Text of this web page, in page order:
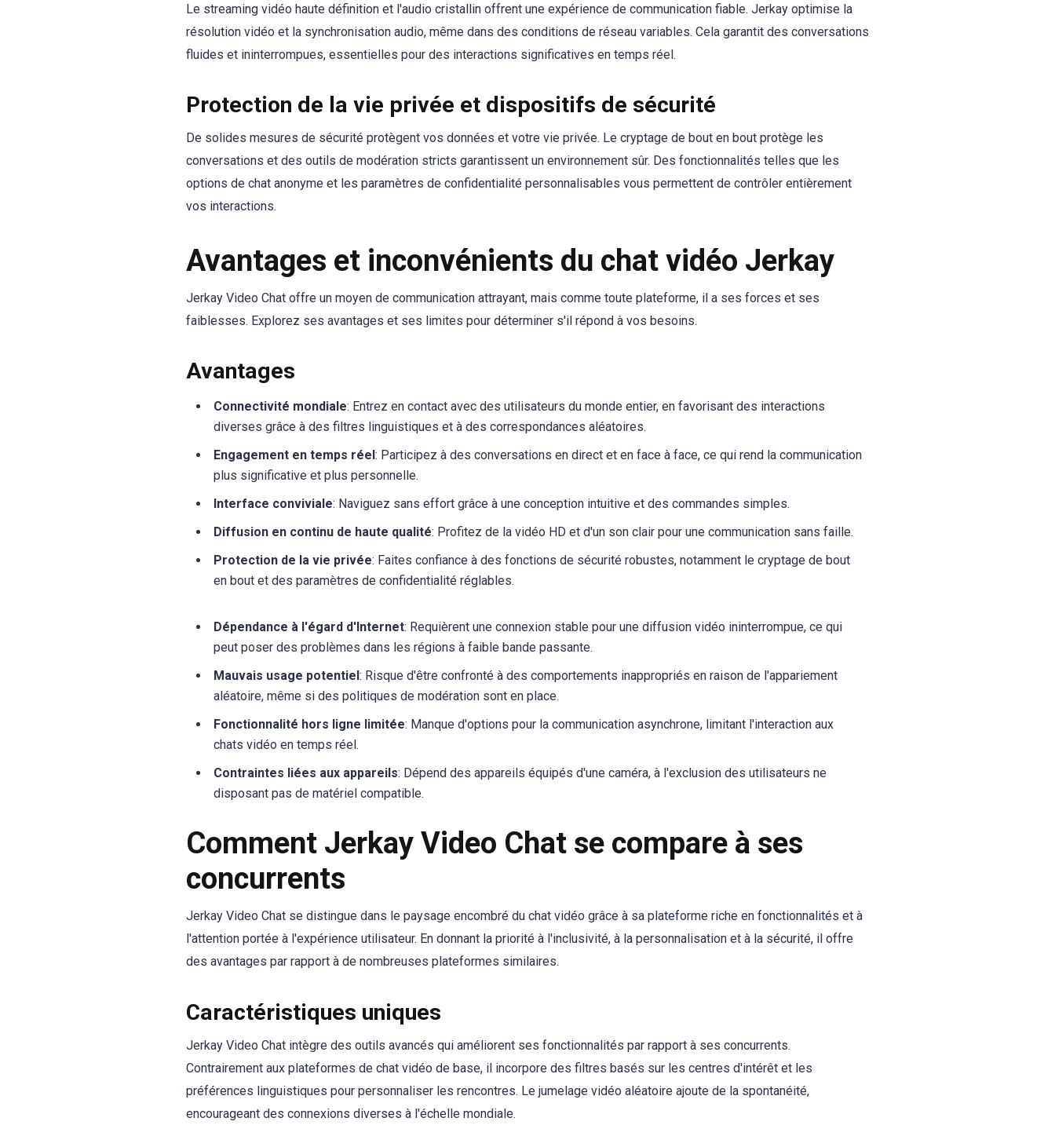
Le streaming vidéo haute définition et l'audio cristallin offrent une expérience de communication fiable. Jerkay optimise la
résolution vidéo et la synchronisation audio, même dans des conditions de réseau variables. Cela garantit des conversations
fluides et ininterrompues, essentielles pour des interactions significatives en temps réel.
Protection de la vie privée et dispositifs de sécurité
De solides mesures de sécurité protègent vos données et votre vie privée. Le cryptage de bout en bout protège les
conversations et des outils de modération stricts garantissent un environnement sûr. Des fonctionnalités telles que les
options de chat anonyme et les paramètres de confidentialité personnalisables vous permettent de contrôler entièrement
vos interactions.
Avantages et inconvénients du chat vidéo Jerkay
Jerkay Video Chat offre un moyen de communication attrayant, mais comme toute plateforme, il a ses forces et ses
faiblesses. Explorez ses avantages et ses limites pour déterminer s'il répond à vos besoins.
Avantages
Connectivité mondiale: Entrez en contact avec des utilisateurs du monde entier, en favorisant des interactions
diverses grâce à des filtres linguistiques et à des correspondances aléatoires.
Engagement en temps réel: Participez à des conversations en direct et en face à face, ce qui rend la communication
plus significative et plus personnelle.
Interface conviviale: Naviguez sans effort grâce à une conception intuitive et des commandes simples.
Diffusion en continu de haute qualité: Profitez de la vidéo HD et d'un son clair pour une communication sans faille.
Protection de la vie privée: Faites confiance à des fonctions de sécurité robustes, notamment le cryptage de bout
en bout et des paramètres de confidentialité réglables.
Dépendance à l'égard d'Internet: Requièrent une connexion stable pour une diffusion vidéo ininterrompue, ce qui
peut poser des problèmes dans les régions à faible bande passante.
Mauvais usage potentiel : Risque d'être confronté à des comportements inappropriés en raison de l'appariement
aléatoire, même si des politiques de modération sont en place.
Fonctionnalité hors ligne limitée: Manque d'options pour la communication asynchrone, limitant l'interaction aux
chats vidéo en temps réel.
Contraintes liées aux appareils: Dépend des appareils équipés d'une caméra, à l'exclusion des utilisateurs ne
disposant pas de matériel compatible.
Comment Jerkay Video Chat se compare à ses
concurrents
Jerkay Video Chat se distingue dans le paysage encombré du chat vidéo grâce à sa plateforme riche en fonctionnalités et à
l'attention portée à l'expérience utilisateur. En donnant la priorité à l'inclusivité, à la personnalisation et à la sécurité, il offre
des avantages par rapport à de nombreuses plateformes similaires.
Caractéristiques uniques
Jerkay Video Chat intègre des outils avancés qui améliorent ses fonctionnalités par rapport à ses concurrents.
Contrairement aux plateformes de chat vidéo de base, il incorpore des filtres basés sur les centres d'intérêt et les
préférences linguistiques pour personnaliser les rencontres. Le jumelage vidéo aléatoire ajoute de la spontanéité,
encourageant des connexions diverses à l'échelle mondiale.